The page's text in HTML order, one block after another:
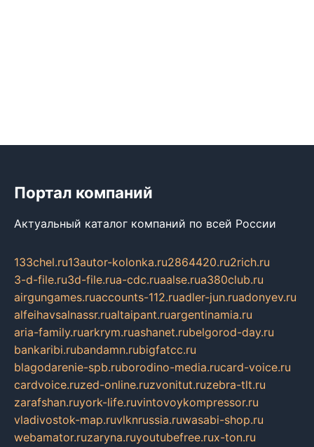
Портал компаний
Актуальный каталог компаний по всей России
133chel.ru13autor-kolonka.ru2864420.ru2rich.ru
3-d-file.ru3d-file.rua-cdc.ruaalse.rua380club.ru
airgungames.ruaccounts-112.ruadler-jun.ruadonyev.ru
alfeihavsalnassr.rualtaipant.ruargentinamia.ru
aria-family.ruarkrym.ruashanet.rubelgorod-day.ru
bankaribi.rubandamn.rubigfatcc.ru
blagodarenie-spb.ruborodino-media.rucard-voice.ru
cardvoice.ruzed-online.ruzvonitut.ruzebra-tlt.ru
zarafshan.ruyork-life.ruvintovoykompressor.ru
vladivostok-map.ruvlknrussia.ruwasabi-shop.ru
webamator.ruzaryna.ruyoutubefree.rux-ton.ru